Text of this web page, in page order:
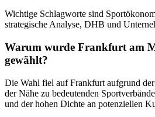
Wichtige Schlagworte sind
strategische Analyse, DHB und
Warum wurde Frankfurt am
gewählt?
Die Wahl fiel auf Frankfurt aufgrund
der Nähe zu bedeutenden
und der hohen Dichte an potenziellen